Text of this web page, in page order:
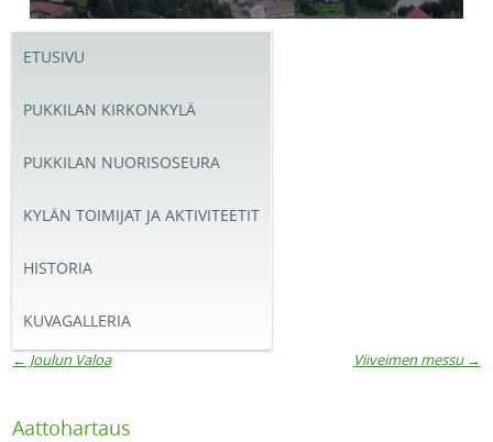
ETUSIVU
PUKKILAN KIRKONKYLÄ
PUKKILAN NUORISOSEURA
KYLÄN TOIMIJAT JA AKTIVITEETIT
HISTORIA
KUVAGALLERIA
← Joulun Valoa Viiveimen messu →
Aattohartaus